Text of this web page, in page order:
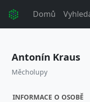
Domů
Antonín Kraus
Měcholupy
INFORMACE O OSOBĚ